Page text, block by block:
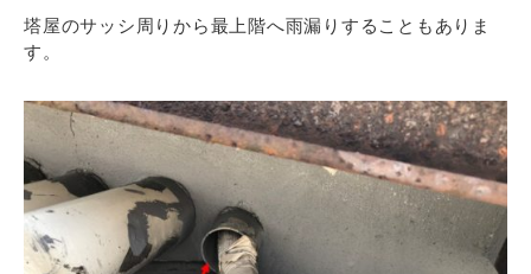
塔屋のサッシ周りから最上階へ雨漏りすることもありま
す。